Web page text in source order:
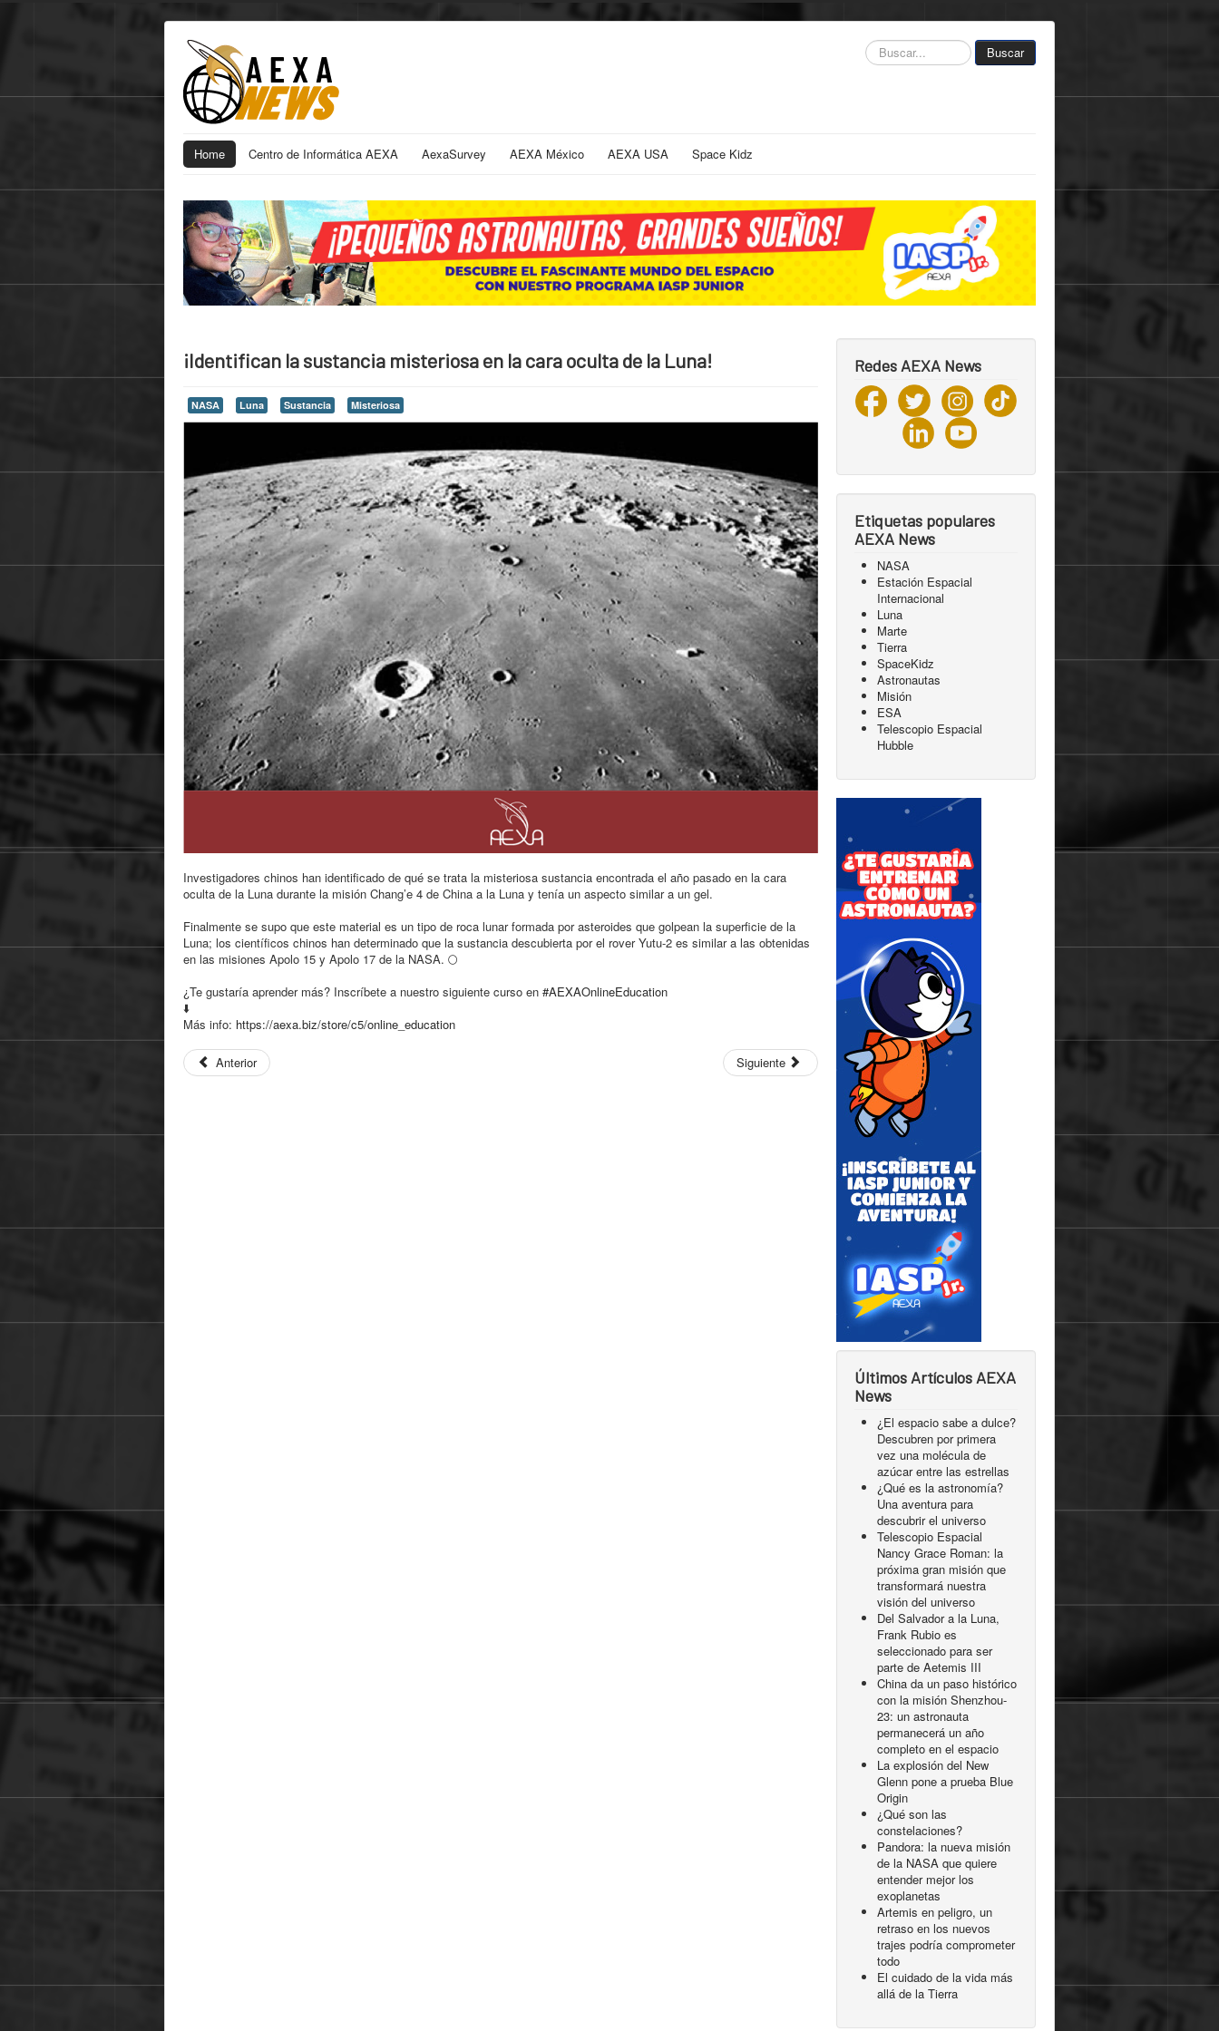
Buscar... Buscar
Home Centro de Informática AEXA AexaSurvey AEXA México AEXA USA Space Kidz
¡Identifican la sustancia misteriosa en la cara oculta de la Luna!
NASA Luna Sustancia Misteriosa
Investigadores chinos han identificado de qué se trata la misteriosa sustancia encontrada el año pasado en la cara
oculta de la Luna durante la misión Chang’e 4 de China a la Luna y tenía un aspecto similar a un gel.
Finalmente se supo que este material es un tipo de roca lunar formada por asteroides que golpean la superficie de la
Luna; los científicos chinos han determinado que la sustancia descubierta por el rover Yutu-2 es similar a las obtenidas
en las misiones Apolo 15 y Apolo 17 de la NASA. 🌕
¿Te gustaría aprender más? Inscríbete a nuestro siguiente curso en #AEXAOnlineEducation
⬇️
Más info: https://aexa.biz/store/c5/online_education
Anterior Siguiente
Redes AEXA News
Etiquetas populares
AEXA News
NASA
Estación Espacial
Internacional
Luna
Marte
Tierra
SpaceKidz
Astronautas
Misión
ESA
Telescopio Espacial
Hubble
Últimos Artículos AEXA
News
¿El espacio sabe a dulce?
Descubren por primera
vez una molécula de
azúcar entre las estrellas
¿Qué es la astronomía?
Una aventura para
descubrir el universo
Telescopio Espacial
Nancy Grace Roman: la
próxima gran misión que
transformará nuestra
visión del universo
Del Salvador a la Luna,
Frank Rubio es
seleccionado para ser
parte de Aetemis III
China da un paso histórico
con la misión Shenzhou-
23: un astronauta
permanecerá un año
completo en el espacio
La explosión del New
Glenn pone a prueba Blue
Origin
¿Qué son las
constelaciones?
Pandora: la nueva misión
de la NASA que quiere
entender mejor los
exoplanetas
Artemis en peligro, un
retraso en los nuevos
trajes podría comprometer
todo
El cuidado de la vida más
allá de la Tierra